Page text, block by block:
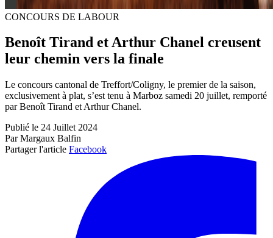
CONCOURS DE LABOUR
Benoît Tirand et Arthur Chanel creusent
leur chemin vers la finale
Le concours cantonal de Treffort/Coligny, le premier de la saison,
exclusivement à plat, s’est tenu à Marboz samedi 20 juillet, remporté
par Benoît Tirand et Arthur Chanel.
Publié le 24 Juillet 2024
Par Margaux Balfin
Partager l'article Facebook